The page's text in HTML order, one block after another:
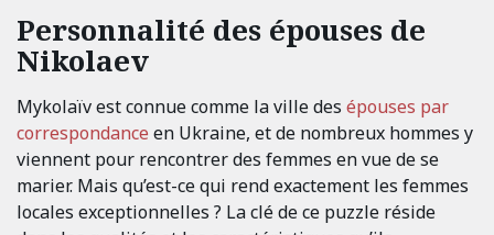
Personnalité des épouses de
Nikolaev
Mykolaïv est connue comme la ville des épouses par
correspondance en Ukraine, et de nombreux hommes y
viennent pour rencontrer des femmes en vue de se
marier. Mais qu’est-ce qui rend exactement les femmes
locales exceptionnelles ? La clé de ce puzzle réside